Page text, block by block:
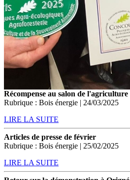
Récompense au salon de l'agriculture
Rubrique : Bois énergie | 24/03/2025
LIRE LA SUITE
Articles de presse de février
Rubrique : Bois énergie | 25/02/2025
LIRE LA SUITE